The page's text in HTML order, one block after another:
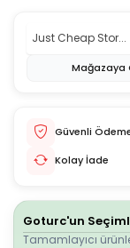
Just Cheap Stor...
Mağazaya
Güvenli
Kolay İade
Goturc'un
Tamamlayıcı